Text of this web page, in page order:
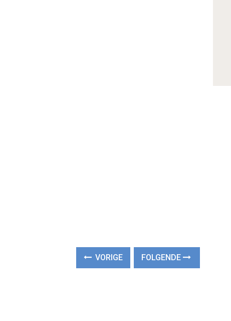
VORIGE FOLGENDE